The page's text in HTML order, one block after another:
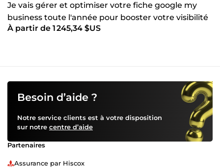
Je vais gérer et optimiser votre fiche google my
business toute l'année pour booster votre visibilité
À partir de 1 245,34 $US
Besoin d’aide ?
Notre service clients est à votre disposition
sur notre centre d’aide
Partenaires
Assurance par Hiscox